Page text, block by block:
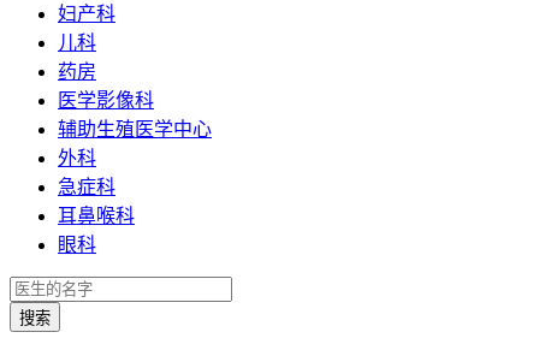
妇产科
儿科
药房
医学影像科
辅助生殖医学中心
外科
急症科
耳鼻喉科
眼科